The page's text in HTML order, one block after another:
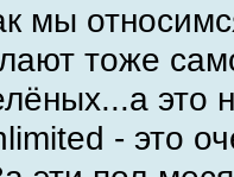
мы
тоже
это
- это